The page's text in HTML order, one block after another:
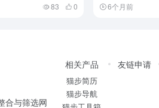
83 0 6个月前
合与筛选网
相关产品
猫步简历
猫步导航
友链申请